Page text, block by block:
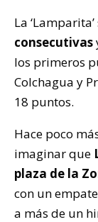
La
consecutivas
los primeros
Colchagua y
18 puntos.
Hace poco
imaginar que
plaza de la
con un
a más de un